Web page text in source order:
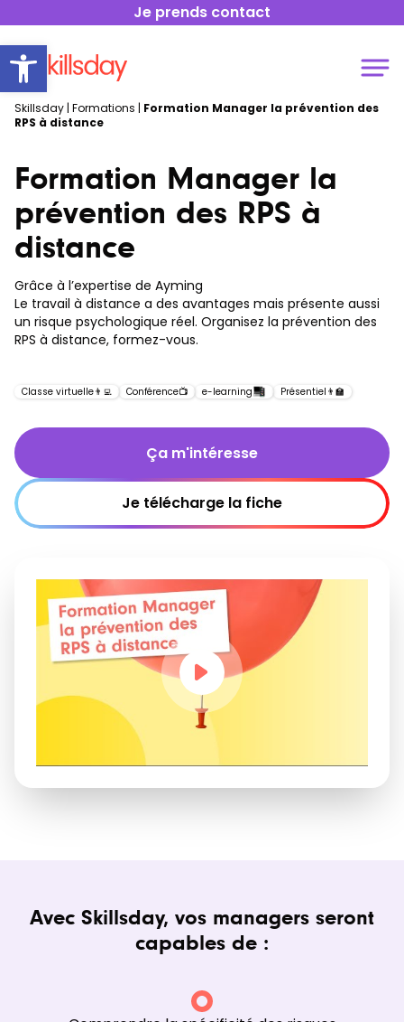
Je prends contact
Skillsday | Formations | Formation Manager la prévention des
RPS à distance
Formation Manager la
prévention des RPS à
distance
Grâce à l’expertise de Ayming
Le travail à distance a des avantages mais présente aussi
un risque psychologique réel. Organisez la prévention des
RPS à distance, formez-vous.
Classe virtuelle👨‍💻 Conférence📺 e-learning Présentiel 👨‍🏫
Ça m'intéresse
Je télécharge la fiche
Avec Skillsday, vos managers seront
capables de :
Open toolbar